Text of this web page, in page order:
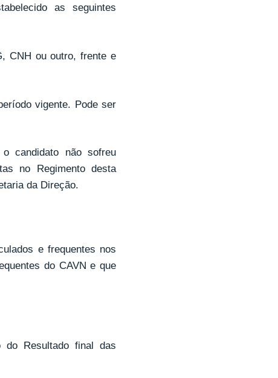
as seguintes
CNH ou outro, frente e
vigente. Pode ser
candidato não sofreu
no Regimento desta
da Direção.
e frequentes nos
do CAVN e que
do Resultado final das